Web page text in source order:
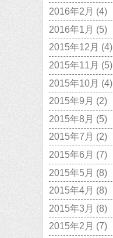
2016年2月 (4)
2016年1月 (5)
2015年12月 (4)
2015年11月 (5)
2015年10月 (4)
2015年9月 (2)
2015年8月 (5)
2015年7月 (2)
2015年6月 (7)
2015年5月 (8)
2015年4月 (8)
2015年3月 (8)
2015年2月 (7)